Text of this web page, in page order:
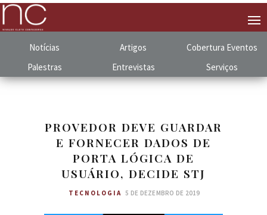
Notícias Artigos Cobertura Eventos
Palestras
Entrevistas Serviços
PROVEDOR DEVE GUARDAR
E FORNECER DADOS DE
PORTA LÓGICA DE
USUÁRIO, DECIDE STJ
TECNOLOGIA 5 DE DEZEMBRO DE 2019